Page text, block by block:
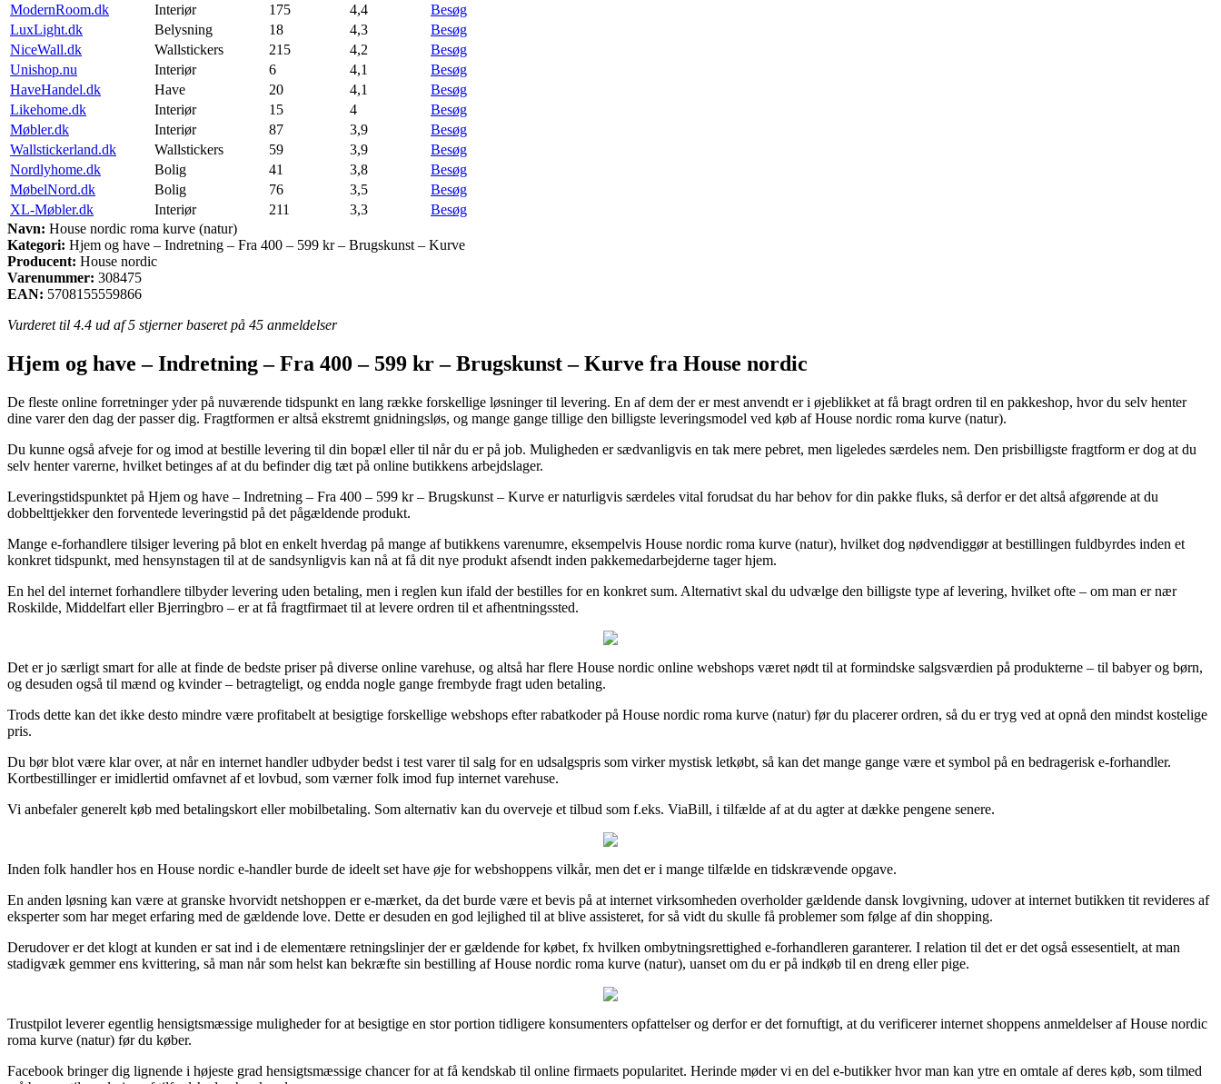
ModernRoom.dk
Interiør 175 4,4
Besøg
LuxLight.dk
Belysning 18 4,3
Besøg
NiceWall.dk
Wallstickers 215 4,2
Besøg
Unishop.nu
Interiør 6 4,1
Besøg
HaveHandel.dk
Have 20 4,1
Besøg
Likehome.dk
Interiør 15 4
Besøg
Møbler.dk
Interiør 87 3,9
Besøg
Wallstickerland.dk
Wallstickers 59 3,9
Besøg
Nordlyhome.dk
Bolig 41 3,8
Besøg
MøbelNord.dk
Bolig 76 3,5
Besøg
XL-Møbler.dk
Interiør 211 3,3
Besøg
Navn: House nordic roma kurve (natur)
Kategori: Hjem og have – Indretning – Fra 400 – 599 kr – Brugskunst – Kurve
Producent: House nordic
Varenummer: 308475
EAN: 5708155559866
Vurderet til 4.4 ud af 5 stjerner baseret på 45 anmeldelser
Hjem og have – Indretning – Fra 400 – 599 kr – Brugskunst – Kurve fra House nordic
De fleste online forretninger yder på nuværende tidspunkt en lang række forskellige løsninger til levering. En af dem der er mest anvendt er i øjeblikket at få bragt ordren til en pakkeshop, hvor du selv henter
dine varer den dag der passer dig. Fragtformen er altså ekstremt gnidningsløs, og mange gange tillige den billigste leveringsmodel ved køb af House nordic roma kurve (natur).
Du kunne også afveje for og imod at bestille levering til din bopæl eller til når du er på job. Muligheden er sædvanligvis en tak mere pebret, men ligeledes særdeles nem. Den prisbilligste fragtform er dog at du
selv henter varerne, hvilket betinges af at du befinder dig tæt på online butikkens arbejdslager.
Leveringstidspunktet på Hjem og have – Indretning – Fra 400 – 599 kr – Brugskunst – Kurve er naturligvis særdeles vital forudsat du har behov for din pakke fluks, så derfor er det altså afgørende at du
dobbelttjekker den forventede leveringstid på det pågældende produkt.
Mange e-forhandlere tilsiger levering på blot en enkelt hverdag på mange af butikkens varenumre, eksempelvis House nordic roma kurve (natur), hvilket dog nødvendiggør at bestillingen fuldbyrdes inden et
konkret tidspunkt, med hensynstagen til at de sandsynligvis kan nå at få dit nye produkt afsendt inden pakkemedarbejderne tager hjem.
En hel del internet forhandlere tilbyder levering uden betaling, men i reglen kun ifald der bestilles for en konkret sum. Alternativt skal du udvælge den billigste type af levering, hvilket ofte – om man er nær
Roskilde, Middelfart eller Bjerringbro – er at få fragtfirmaet til at levere ordren til et afhentningssted.
Det er jo særligt smart for alle at finde de bedste priser på diverse online varehuse, og altså har flere House nordic online webshops været nødt til at formindske salgsværdien på produkterne – til babyer og børn,
og desuden også til mænd og kvinder – betragteligt, og endda nogle gange frembyde fragt uden betaling.
Trods dette kan det ikke desto mindre være profitabelt at besigtige forskellige webshops efter rabatkoder på House nordic roma kurve (natur) før du placerer ordren, så du er tryg ved at opnå den mindst kostelige
pris.
Du bør blot være klar over, at når en internet handler udbyder bedst i test varer til salg for en udsalgspris som virker mystisk letkøbt, så kan det mange gange være et symbol på en bedragerisk e-forhandler.
Kortbestillinger er imidlertid omfavnet af et lovbud, som værner folk imod fup internet varehuse.
Vi anbefaler generelt køb med betalingskort eller mobilbetaling. Som alternativ kan du overveje et tilbud som f.eks. ViaBill, i tilfælde af at du agter at dække pengene senere.
Inden folk handler hos en House nordic e-handler burde de ideelt set have øje for webshoppens vilkår, men det er i mange tilfælde en tidskrævende opgave.
En anden løsning kan være at granske hvorvidt netshoppen er e-mærket, da det burde være et bevis på at internet virksomheden overholder gældende dansk lovgivning, udover at internet butikken tit revideres af
eksperter som har meget erfaring med de gældende love. Dette er desuden en god lejlighed til at blive assisteret, for så vidt du skulle få problemer som følge af din shopping.
Derudover er det klogt at kunden er sat ind i de elementære retningslinjer der er gældende for købet, fx hvilken ombytningsrettighed e-forhandleren garanterer. I relation til det er det også essesentielt, at man
stadigvæk gemmer ens kvittering, så man når som helst kan bekræfte sin bestilling af House nordic roma kurve (natur), uanset om du er på indkøb til en dreng eller pige.
Trustpilot leverer egentlig hensigtsmæssige muligheder for at besigtige en stor portion tidligere konsumenters opfattelser og derfor er det fornuftigt, at du verificerer internet shoppens anmeldelser af House nordic
roma kurve (natur) før du køber.
Facebook bringer dig lignende i højeste grad hensigtsmæssige chancer for at få kendskab til online firmaets popularitet. Herinde møder vi en del e-butikker hvor man kan ytre en omtale af deres køb, som tilmed